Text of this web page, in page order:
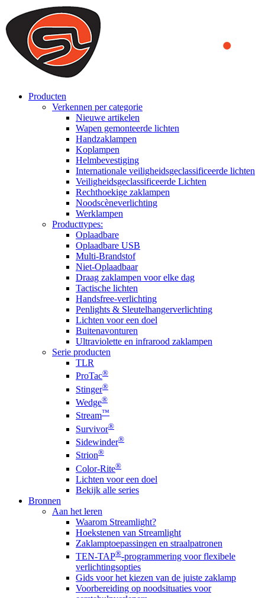
We use cookies to ensure that we provide you the best experience
on our website. By continuing to browse this website, you accept
that cookies are used to help us analyze how the website is used and
to offer you a better experience. To learn more or to find out how
you can disable cookies, you can access our
Producten
Verkennen per categorie
Nieuwe artikelen
Wapen gemonteerde lichten
Handzaklampen
Koplampen
Helmbevestiging
Internationale veiligheidsgeclassificeerde lichten
Veiligheidsgeclassificeerde Lichten
Rechthoekige zaklampen
Noodscèneverlichting
Werklampen
Producttypes:
Oplaadbare
Oplaadbare USB
Multi-Brandstof
Niet-Oplaadbaar
Draag zaklampen voor elke dag
Tactische lichten
Handsfree-verlichting
Penlights & Sleutelhangerverlichting
Lichten voor een doel
Buitenavonturen
Ultraviolette en infrarood zaklampen
Serie producten
TLR
ProTac®
Stinger®
Wedge®
Stream™
Survivor®
Sidewinder®
Strion®
Color-Rite®
Lichten voor een doel
Bekijk alle series
Bronnen
Aan het leren
Waarom Streamlight?
Hoekstenen van Streamlight
Zaklamptoepassingen en straalpatronen
TEN-TAP®-programmering voor flexibele
verlichtingsopties
Gids voor het kiezen van de juiste zaklamp
Voorbereiding op noodsituaties voor